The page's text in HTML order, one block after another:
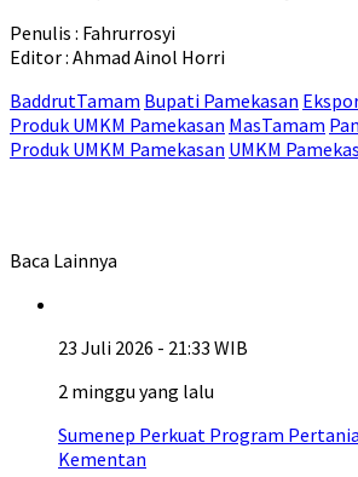
Penulis : Fahrurrosyi
Editor : Ahmad Ainol Horri
BaddrutTamam Bupati Pamekasan
Produk UMKM Pamekasan MasTamam
Produk UMKM Pamekasan UMKM
Baca Lainnya
23 Juli 2026 - 21:33 WIB
2 minggu yang lalu
Sumenep Perkuat Program
Kementan